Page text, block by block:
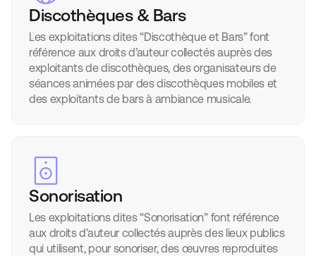
Discothèques & Bars
Les exploitations dites “Discothèque et Bars” font
référence aux droits d’auteur collectés auprès des
exploitants de discothèques, des organisateurs de
séances animées par des discothèques mobiles et
des exploitants de bars à ambiance musicale.
Sonorisation
Les exploitations dites “Sonorisation” font référence
aux droits d’auteur collectés auprès des lieux publics
qui utilisent, pour sonoriser, des œuvres reproduites